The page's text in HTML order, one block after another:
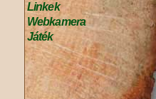
Linkek
Webkamera
Játék